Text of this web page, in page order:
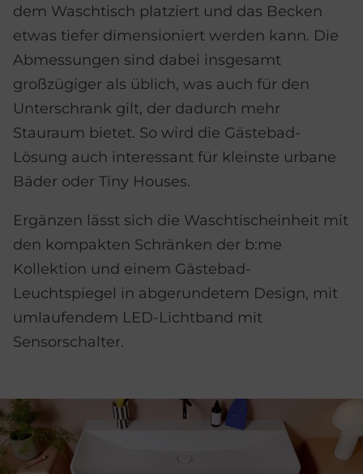
dem Waschtisch platziert und das Becken
etwas tiefer dimensioniert werden kann. Die
Abmessungen sind dabei insgesamt
großzügiger als üblich, was auch für den
Unterschrank gilt, der dadurch mehr
Stauraum bietet. So wird die Gästebad-
Lösung auch interessant für kleinste urbane
Bäder oder Tiny Houses.
Ergänzen lässt sich die Waschtischeinheit mit
den kompakten Schränken der b:me
Kollektion und einem Gästebad-
Leuchtspiegel in abgerundetem Design, mit
umlaufendem LED-Lichtband mit
Sensorschalter.